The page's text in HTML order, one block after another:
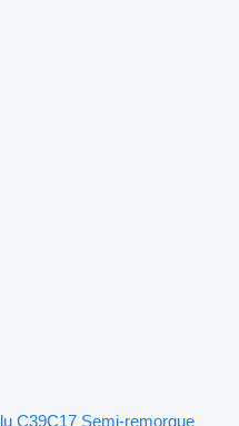
C39C17 Semi-remorque